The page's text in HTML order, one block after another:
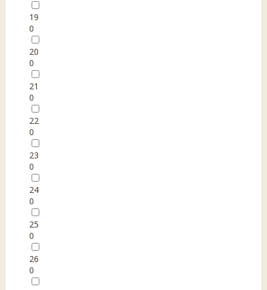
19
0
20
0
21
0
22
0
23
0
24
0
25
0
26
0